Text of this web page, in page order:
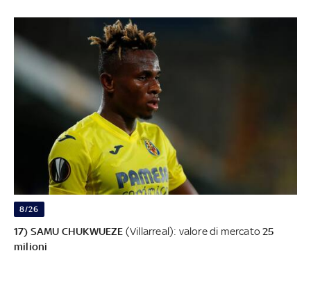
8/26
17) SAMU CHUKWUEZE (Villarreal): valore di mercato 25
milioni